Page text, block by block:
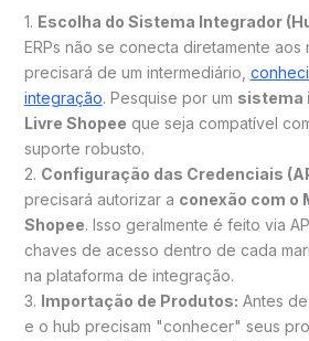
1. Escolha do Sistema Integrador
ERPs não se conecta diretamente aos
precisará de um intermediário,
integração. Pesquise por um sistema
Livre Shopee que seja compatível
suporte robusto.
2. Configuração das Credenciais
precisará autorizar a conexão com o
Shopee. Isso geralmente é feito via
chaves de acesso dentro de cada
na plataforma de integração.
3. Importação de Produtos: Antes
e o hub precisam "conhecer" seus